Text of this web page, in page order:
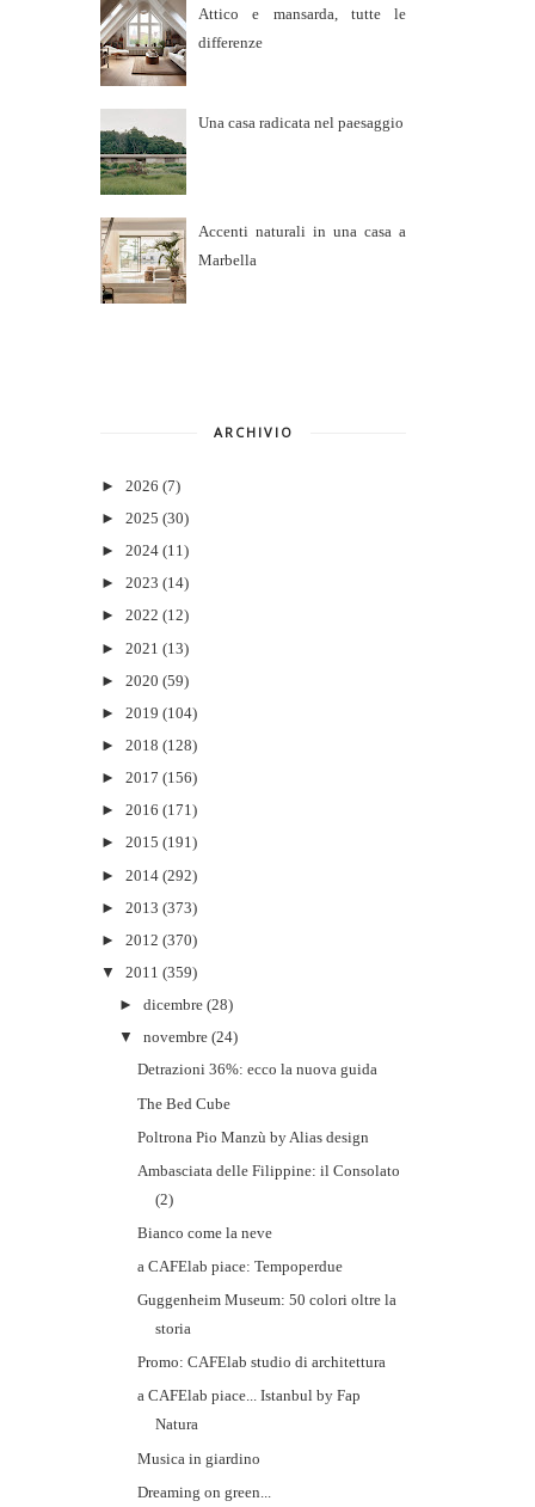
Attico e mansarda, tutte le
differenze
Una casa radicata nel paesaggio
Accenti naturali in una casa a
Marbella
ARCHIVIO
► 2026 (7)
► 2025 (30)
► 2024 (11)
► 2023 (14)
► 2022 (12)
► 2021 (13)
► 2020 (59)
► 2019 (104)
► 2018 (128)
► 2017 (156)
► 2016 (171)
► 2015 (191)
► 2014 (292)
► 2013 (373)
► 2012 (370)
▼
2011 (359)
►dicembre (28)
▼
novembre (24)
Detrazioni 36%: ecco la nuova guida
The Bed Cube
Poltrona Pio Manzù by Alias design
Ambasciata delle Filippine: il Consolato
(2)
Bianco come la neve
a CAFElab piace: Tempoperdue
Guggenheim Museum: 50 colori oltre la
storia
Promo: CAFElab studio di architettura
a CAFElab piace... Istanbul by Fap
Natura
Musica in giardino
Dreaming on green...